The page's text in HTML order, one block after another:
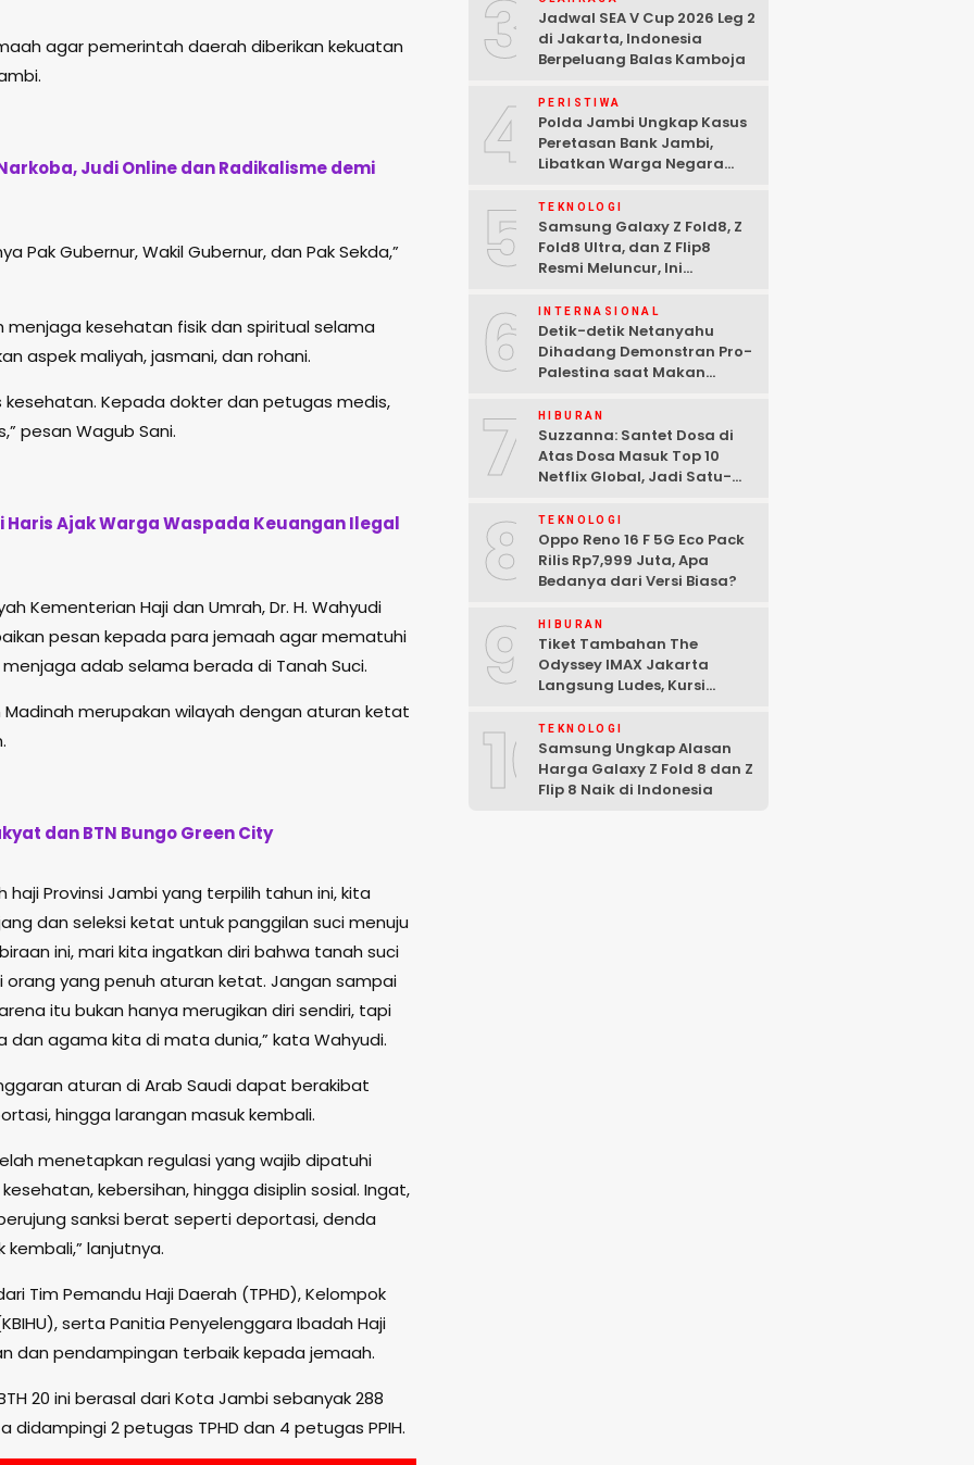
agar pemerintah daerah diberikan kekuatan
Judi Online dan Radikalisme demi
Pak Gubernur, Wakil Gubernur, dan Pak Sekda,”
kesehatan fisik dan spiritual selama
aspek maliyah, jasmani, dan rohani.
kesehatan. Kepada dokter dan petugas medis,
pesan Wagub Sani.
Haris Ajak Warga Waspada Keuangan Ilegal
Kementerian Haji dan Umrah, Dr. H. Wahyudi
pesan kepada para jemaah agar mematuhi
adab selama berada di Tanah Suci.
merupakan wilayah dengan aturan ketat
dan BTN Bungo Green City
Provinsi Jambi yang terpilih tahun ini, kita
dan seleksi ketat untuk panggilan suci menuju
ini, mari kita ingatkan diri bahwa tanah suci
orang yang penuh aturan ketat. Jangan sampai
itu bukan hanya merugikan diri sendiri, tapi
agama kita di mata dunia,” kata Wahyudi.
aturan di Arab Saudi dapat berakibat
hingga larangan masuk kembali.
menetapkan regulasi yang wajib dipatuhi
kebersihan, hingga disiplin sosial. Ingat,
sanksi berat seperti deportasi, denda
lanjutnya.
Tim Pemandu Haji Daerah (TPHD), Kelompok
serta Panitia Penyelenggara Ibadah Haji
dan pendampingan terbaik kepada jemaah.
20 ini berasal dari Kota Jambi sebanyak 288
didampingi 2 petugas TPHD dan 4 petugas PPIH.
3
Jadwal SEA V Cup 2026 Leg 2
di Jakarta, Indonesia
Berpeluang Balas Kamboja
4 PERISTIWA
Polda Jambi Ungkap Kasus
Peretasan Bank Jambi,
Libatkan Warga Negara
Tersangka Ditangkap
5 TEKNOLOGI
Samsung Galaxy Z Fold8, Z
Fold8 Ultra, dan Z Flip8
Resmi Meluncur, Ini
6 INTERNASIONAL
Detik-detik Netanyahu
Dihadang Demonstran Pro-
Palestina saat Makan
7 HIBURAN
Suzzanna: Santet Dosa di
Atas Dosa Masuk Top 10
Netflix Global, Jadi Satu-
8 TEKNOLOGI
Oppo Reno 16 F 5G Eco Pack
Rilis Rp7,999 Juta, Apa
Bedanya dari Versi Biasa?
9 HIBURAN
Tiket Tambahan The
Odyssey IMAX Jakarta
Langsung Ludes, Kursi
10TEKNOLOGI
Samsung Ungkap Alasan
Harga Galaxy Z Fold 8 dan Z
Flip 8 Naik di Indonesia